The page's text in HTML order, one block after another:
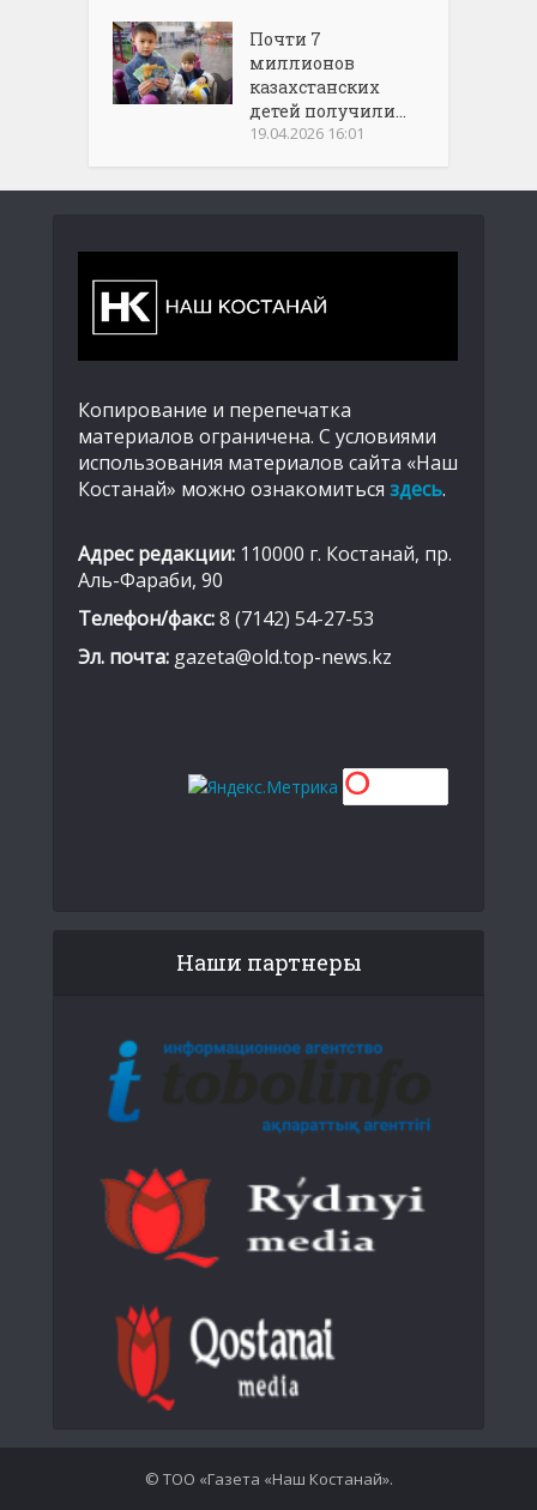
Почти 7
миллионов
казахстанских
детей получили...
19.04.2026 16:01
Копирование и перепечатка
материалов ограничена. С условиями
использования материалов сайта «Наш
Костанай» можно ознакомиться здесь.
Адрес редакции: 110000 г. Костанай, пр.
Аль-Фараби, 90
Телефон/факс:8 (7142) 54-27-53
Эл. почта: gazeta@old.top-news.kz
Наши партнеры
© ТОО «Газета «Наш Костанай».